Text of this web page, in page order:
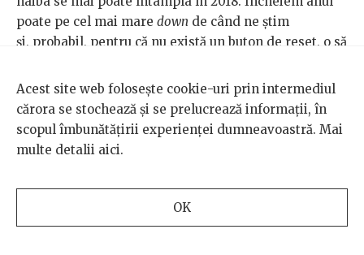
poate pe cel mai mare down de când ne știm
și, probabil, pentru că nu există un buton de reset, o să
lucru știu sigur că se va întâmpla bun la începutul
anului ce vine: pe 2 februarie intră în cinemauri
Soldații , ecranizare după cartea cu același nume.
apărut. Am citit-o de la un fost iubit, deja un pic
terfelită și cu pagini care amenințau să se desprindă.
Acest site web folosește cookie-uri prin intermediul
cărora se stochează și se prelucrează informații, în
scopul îmbunătățirii experienței dumneavoastră. Mai
multe detalii aici.
OK